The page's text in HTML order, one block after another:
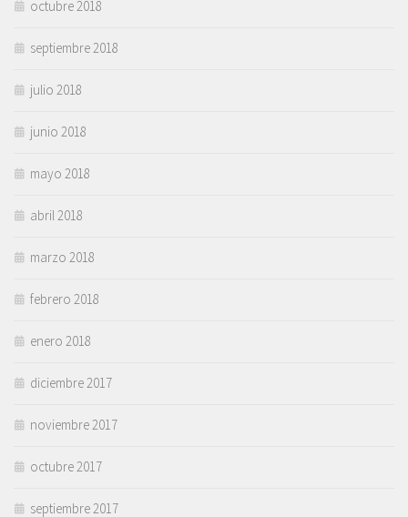
octubre 2018
septiembre 2018
julio 2018
junio 2018
mayo 2018
abril 2018
marzo 2018
febrero 2018
enero 2018
diciembre 2017
noviembre 2017
octubre 2017
septiembre 2017